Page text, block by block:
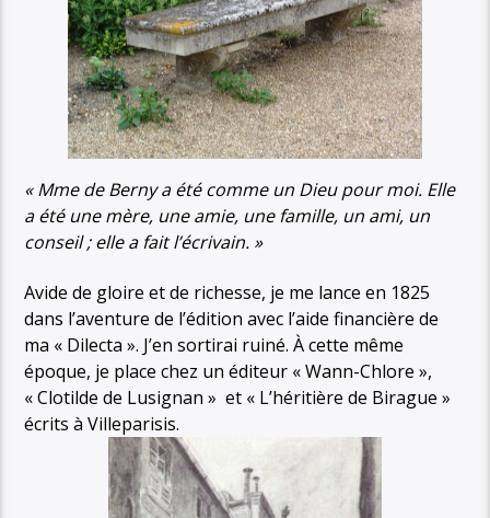
« Mme de Berny a été comme un Dieu pour moi. Elle
a été une mère, une amie, une famille, un ami, un
conseil ; elle a fait l’écrivain. »
Avide de gloire et de richesse, je me lance en 1825
dans l’aventure de l’édition avec l’aide financière de
ma « Dilecta ». J’en sortirai ruiné. À cette même
époque, je place chez un éditeur « Wann-Chlore »,
« Clotilde de Lusignan » et « L’héritière de Birague »
écrits à Villeparisis.